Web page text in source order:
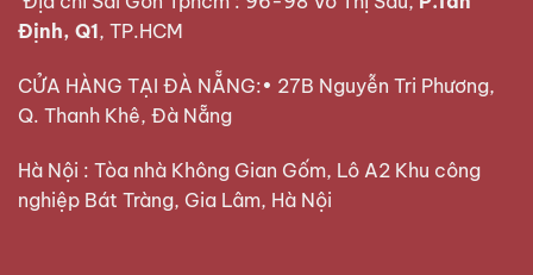
Định, Q1, TP.HCM
CỬA HÀNG TẠI ĐÀ NẴNG:• 27B Nguyễn Tri Phương,
Q. Thanh Khê, Đà Nẵng
Hà Nội : Tòa nhà Không Gian Gốm, Lô A2 Khu công
nghiệp Bát Tràng, Gia Lâm, Hà Nội